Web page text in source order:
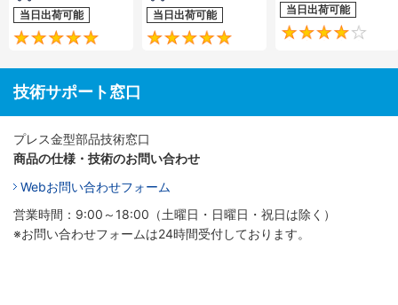
当日出荷可能
4.8
当日出荷可能
5
当日出荷可能
技術サポート窓口
プレス金型部品技術窓口
商品の仕様・技術のお問い合わせ
Webお問い合わせフォーム
営業時間：9:00～18:00（土曜日・日曜日・祝日は除く）
※お問い合わせフォームは24時間受付しております。